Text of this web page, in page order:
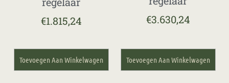
€1.815,24
Toevoegen Aan Winkelwagen
€3.630,24
Toevoegen Aan Winkelwagen